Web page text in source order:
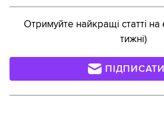
Отримуйте найкращі статті
тижні)